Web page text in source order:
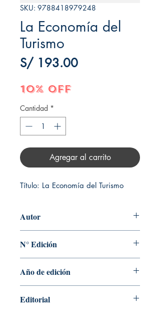
SKU: 9788418979248
La Economía del
Turismo
S/ 193.00Precio
10% OFF
Cantidad *
Agregar al carrito
Título: La Economía del Turismo
Autor
N° Edición
Año de edición
Editorial